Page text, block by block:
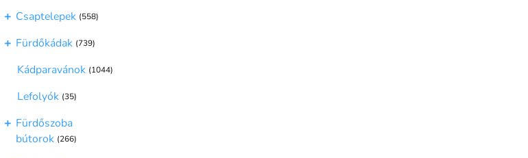
Csaptelepek (558)
Fürdőkádak (739)
Kádparavánok (1044)
Lefolyók (35)
Fürdőszoba
bútorok (266)